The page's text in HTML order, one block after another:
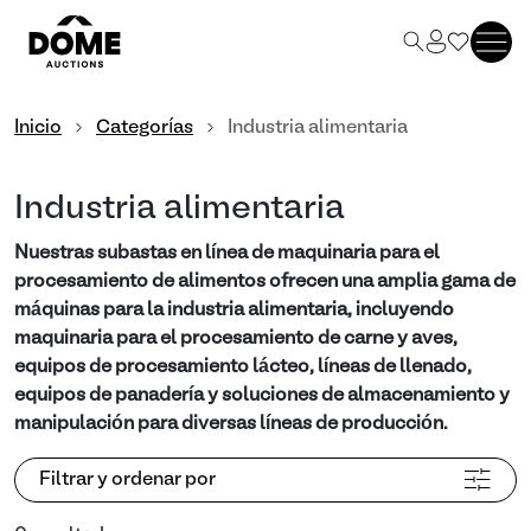
Inicio Categorías Industria alimentaria
Industria alimentaria
Nuestras subastas en línea de maquinaria para el
procesamiento de alimentos ofrecen una amplia gama de
máquinas para la industria alimentaria, incluyendo
maquinaria para el procesamiento de carne y aves,
equipos de procesamiento lácteo, líneas de llenado,
equipos de panadería y soluciones de almacenamiento y
manipulación para diversas líneas de producción.
Filtrar y ordenar por